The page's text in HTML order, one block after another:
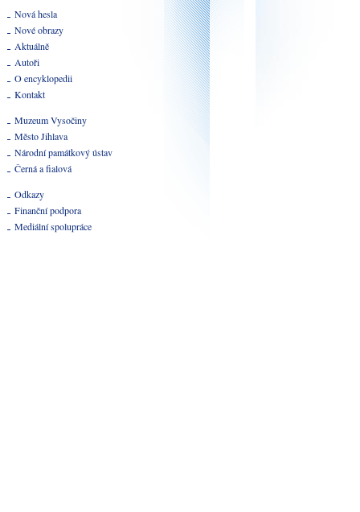
Nová hesla
Nové obrazy
Aktuálně
Autoři
O encyklopedii
Kontakt
Muzeum Vysočiny
Město Jihlava
Národní památkový ústav
Černá a fialová
Odkazy
Finanční podpora
Mediální spolupráce